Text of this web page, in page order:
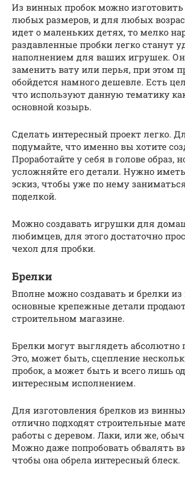
Из винных пробок можно
любых размеров, и для любых
идет о маленьких детях, то мелко
раздавленные пробки легко станут
наполнением для ваших игрушек.
заменить вату или перья, при этом
обойдется намного дешевле. Есть
что используют данную тематику
основной козырь.
Сделать интересный проект легко.
подумайте, что именно вы хотите
Проработайте у себя в голове образ,
усложняйте его детали. Нужно
эскиз, чтобы уже по нему
поделкой.
Можно создавать игрушки для
любимцев, для этого достаточно
чехол для пробки.
Брелки
Вполне можно создавать и брелки из
основные крепежные детали
строительном магазине.
Брелки могут выглядеть абсолютно
Это, может быть, сцепление
пробок, а может быть и всего лишь
интересным исполнением.
Для изготовления брелков из
отлично подходят строительные
работы с деревом. Лаки, или же,
Можно даже попробовать обвалять
чтобы она обрела интересный блеск.